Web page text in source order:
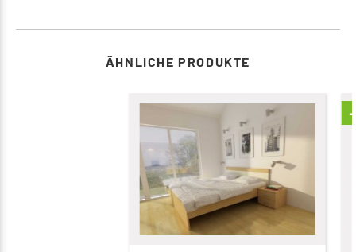
ÄHNLICHE PRODUKTE